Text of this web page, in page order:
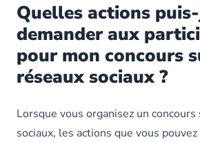
Quelles actions
demander aux
pour mon concours
réseaux sociaux ?​
Lorsque vous organisez un
sociaux, les actions que vous